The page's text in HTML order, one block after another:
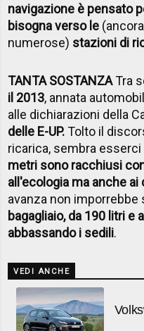
navigazione è pensato
bisogna verso le
numerose) stazioni di
TANTA SOSTANZATra
il 2013, annata
alle dichiarazioni della
delle E-UP.Tolto il
ricarica, sembra
metri sono racchiusi
all'ecologia ma anche ai
avanza non
bagagliaio, da 190 litri e
abbassando i sedili.
VEDI ANCHE